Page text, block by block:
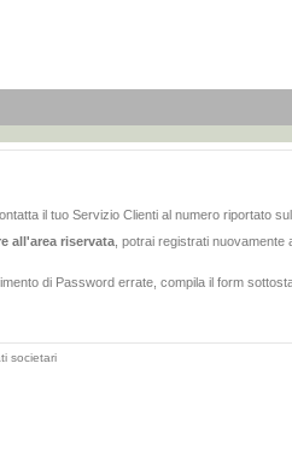
il tuo Servizio Clienti al numero riportato
all'area riservata, potrai registrati nuovamente
di Password errate, compila il form
societari